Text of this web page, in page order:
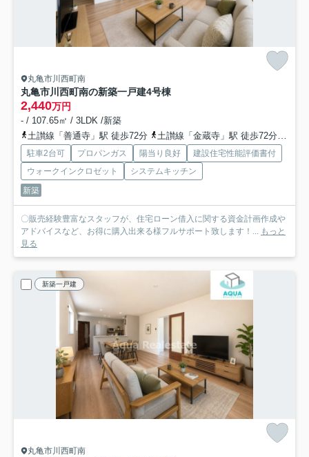
丸亀市川西町南
丸亀市川西町南の新築一戸建4号棟
2,440万円
- / 107.65㎡ / 3LDK /新築
土讃線「善通寺」駅 徒歩72分
土讃線「金蔵寺」駅 徒歩72分
駐車2台可 プロパンガス 陽当り良好
建設住宅性能評価書付
ウォークインクロゼット
システムキッチン
新築
〇販売経験豊富なスタッフが、住宅ローン借入に関する資金計画作成や
アドバイスなど、お得に購入出来る様フルサポート致します！... もっと
見る
新築一戸建
丸亀市川西町南